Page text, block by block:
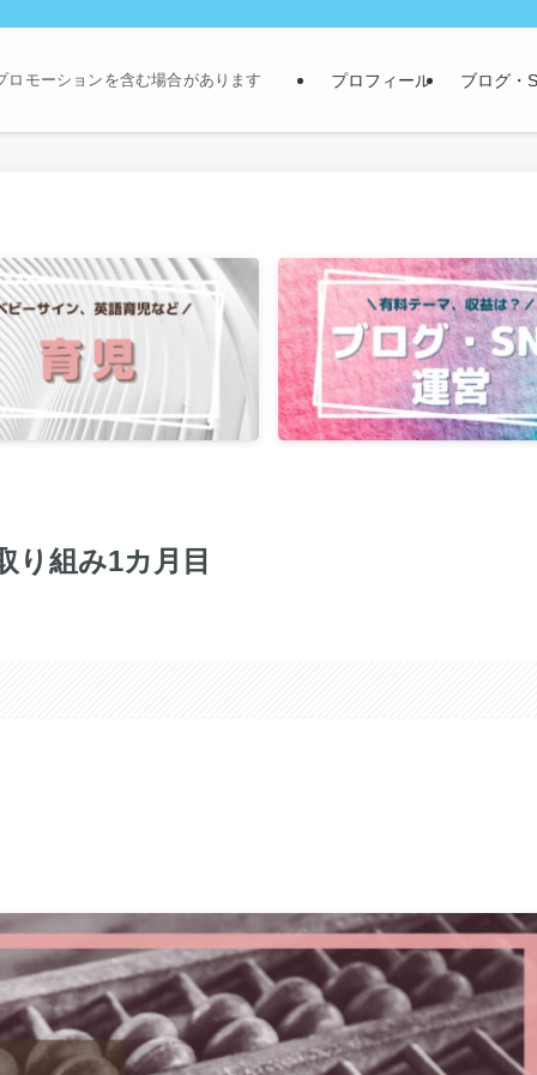
ロモーションを含む場合があります プロフィール ブログ・
組み1カ月目